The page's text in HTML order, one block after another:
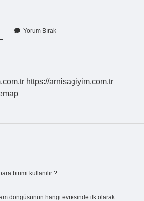
Yorum Bırak
https://arnisagiyim.com.tr
birimi kullanılır ?
döngüsünün hangi evresinde ilk olarak